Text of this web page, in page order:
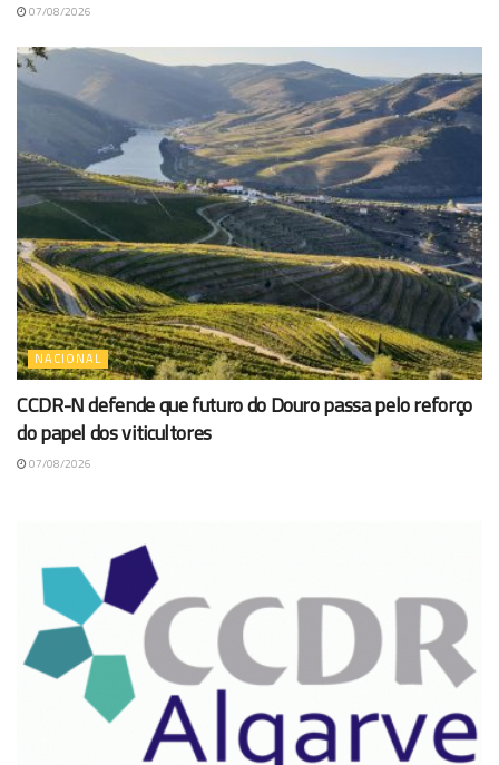
07/08/2026
NACIONAL
CCDR-N defende que futuro do Douro passa pelo reforço
do papel dos viticultores
07/08/2026